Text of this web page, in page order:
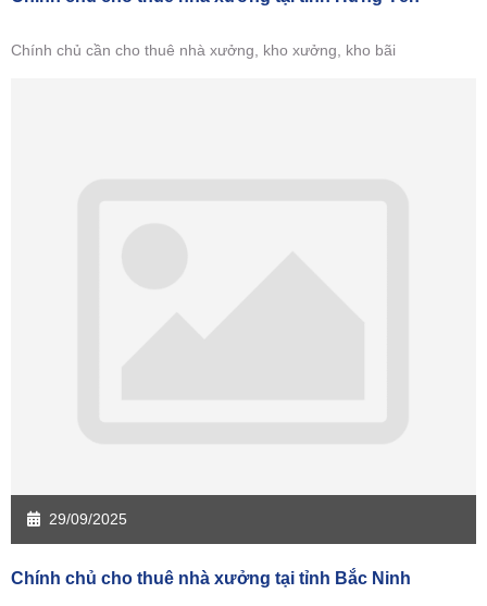
Chính chủ cần cho thuê nhà xưởng, kho xưởng, kho bãi
29/09/2025
Chính chủ cho thuê nhà xưởng tại tỉnh Bắc Ninh